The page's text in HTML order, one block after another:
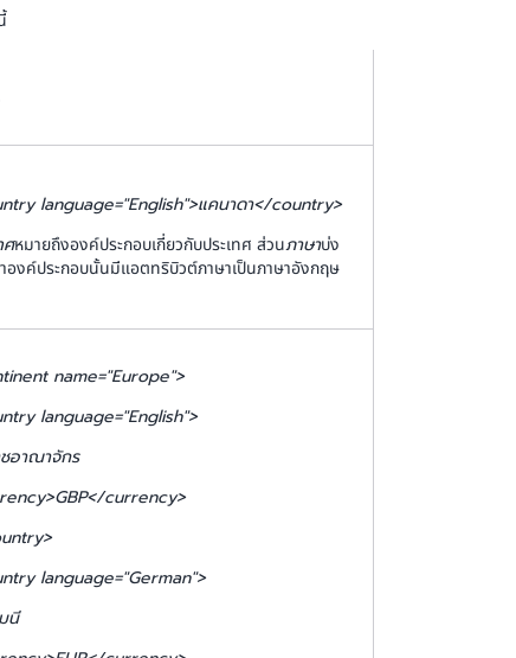
language="English">แคนาดา</country>
ศหมายถึงองค์ประกอบเกี่ยวกับประเทศ ส่วนภาษาบ่ง
องค์ประกอบนั้นมีแอตทริบิวต์ภาษาเป็นภาษาอังกฤษ
name="Europe">
language="English">
อาณาจักร
currency>
language="German">
นี